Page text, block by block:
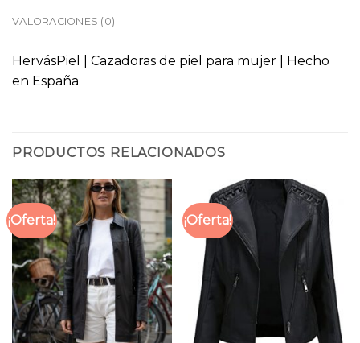
VALORACIONES (0)
HervásPiel | Cazadoras de piel para mujer | Hecho
en España
PRODUCTOS RELACIONADOS
¡Oferta! ¡Oferta!